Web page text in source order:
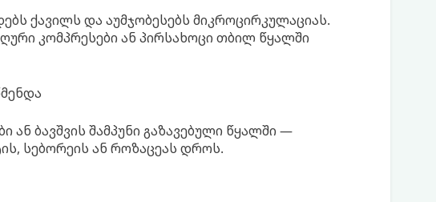
ქავილს და აუმჯობესებს მიკროცირკულაციას.
კომპრესები ან პირსახოცი თბილ წყალში
ან ბავშვის შამპუნი გაზავებული წყალში —
სებორეის ან როზაცეას დროს.